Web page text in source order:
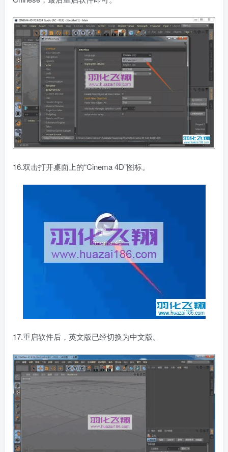
16.双击打开桌面上的“Cinema 4D”图标。
17.重启软件后，英文版已经切换为中文版。